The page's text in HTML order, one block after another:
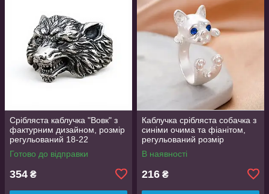
Срібляста каблучка "Вовк" з
фактурним дизайном, розмір
регульований 18-22
Готово до відправки
354 ₴
Каблучка срібляста собачка з
синіми очима та фіанітом,
регульований розмір
AurumLux016
В наявності
216 ₴